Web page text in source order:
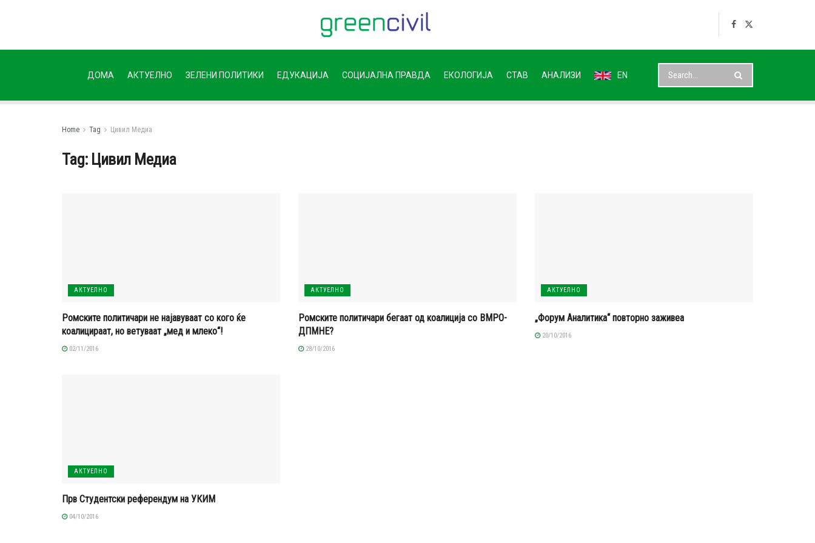
ДОМА АКТУЕЛНО ЗЕЛЕНИ ПОЛИТИКИ ЕДУКАЦИЈА СОЦИЈАЛНА ПРАВДА ЕКОЛОГИЈА СТАВ АНАЛИЗИ EN
Home Tag Цивил Медиа
Tag: Цивил Медиа
АКТУЕЛНО
Ромските политичари не најавуваат со кого ќе
коалицираат, но ветуваат „мед и млеко“!
02/11/2016
АКТУЕЛНО
Ромските политичари бегаат од коалиција со ВМРО-
ДПМНЕ?
28/10/2016
АКТУЕЛНО
„Форум Аналитика“ повторно заживеа
20/10/2016
АКТУЕЛНО
Прв Студентски референдум на УКИМ
04/10/2016